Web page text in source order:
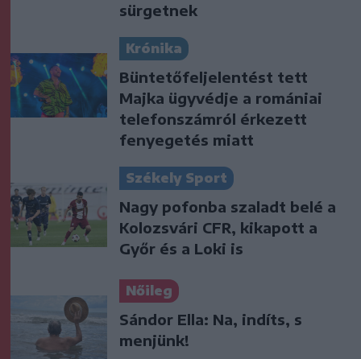
sürgetnek
Krónika
Büntetőfeljelentést tett
Majka ügyvédje a romániai
telefonszámról érkezett
fenyegetés miatt
Székely Sport
Nagy pofonba szaladt belé a
Kolozsvári CFR, kikapott a
Győr és a Loki is
Nőileg
Sándor Ella: Na, indíts, s
menjünk!